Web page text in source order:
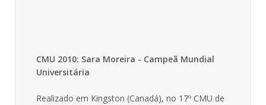
CMU 2010: Sara Moreira - Campeã Mundial
Universitária
Realizado em Kingston (Canadá), no 17º CMU de